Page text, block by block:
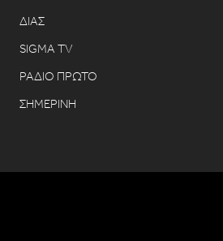
ΔΙΑΣ
SIGMA TV
ΡΑΔΙΟ ΠΡΩΤΟ
ΣΗΜΕΡΙΝΗ